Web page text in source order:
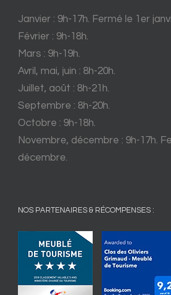
Janvier : 9h-17h. Fermé le 1er
Février : 9h-18h.
Mars : 9h-19h.
Avril, mai, juin : 8h-20h.
Juillet, août : 8h-21h.
Septembre : 8h-20h.
Octobre : 9h-18h.
Novembre, décembre : 9h-17h.
décembre.
NOS PARTENAIRES & RÉCOMPENSES :